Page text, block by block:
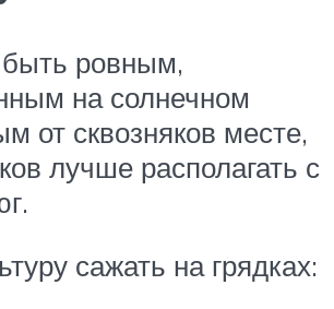
ровным,
на солнечном
от сквозняков месте,
лучше располагать с
сажать на грядках: